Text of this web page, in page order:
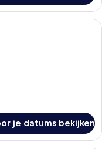
met een bed, een
je datums bekijken